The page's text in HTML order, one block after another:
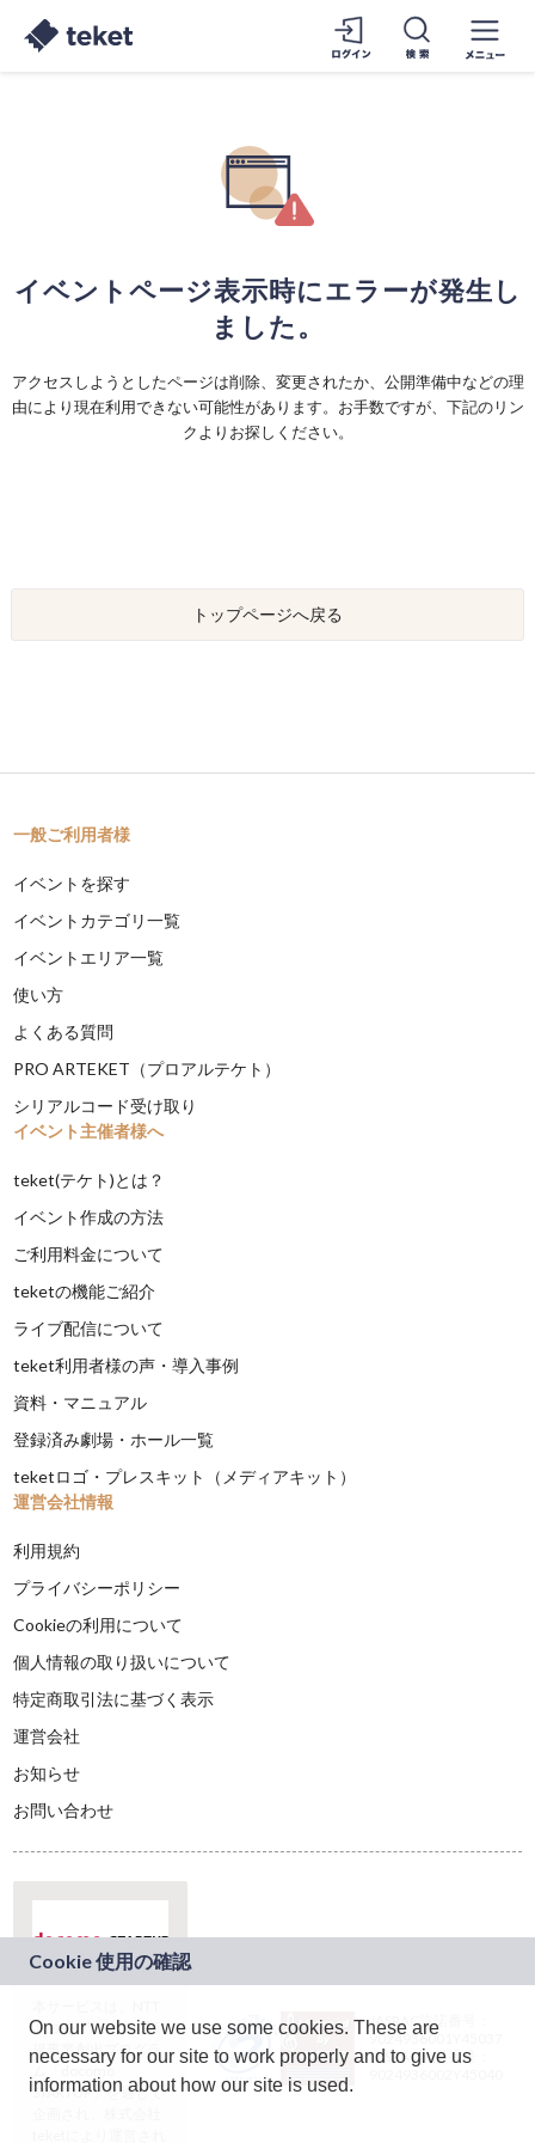
イベントページ表示時にエラーが発生し
ました。
アクセスしようとしたページは削除、変更されたか、公開準備中などの理
由により現在利用できない可能性があります。お手数ですが、下記のリン
クよりお探しください。
トップページへ戻る
一般ご利用者様
イベントを探す
イベントカテゴリ一覧
イベントエリア一覧
使い方
よくある質問
PRO ARTEKET（プロアルテケト）
シリアルコード受け取り
イベント主催者様へ
teket(テケト)とは？
イベント作成の方法
ご利用料金について
teketの機能ご紹介
ライブ配信について
teket利用者様の声・導入事例
資料・マニュアル
登録済み劇場・ホール一覧
teketロゴ・プレスキット（メディアキット）
運営会社情報
利用規約
プライバシーポリシー
Cookieの利用について
個人情報の取り扱いについて
特定商取引法に基づく表示
運営会社
お知らせ
お問い合わせ
ドコモグループの新
規事業創出プログラ
ム「docomo
STARTUP」を通じて
JASRAC許諾番号：
9024936001Y45037
JASRAC許諾番号：
On our website we use some cookies. These are
necessary for our site to work properly and to give us
information about how our site is used.